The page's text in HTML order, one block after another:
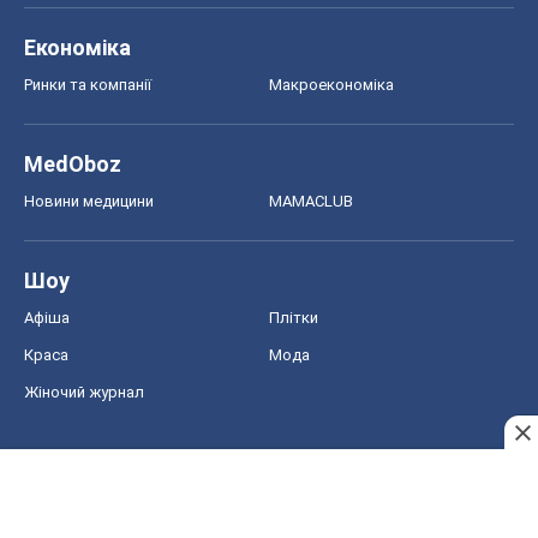
Економіка
Ринки та компанії Макроекономіка
MedOboz
Новини медицини MAMACLUB
Шоу
Афіша Плітки
Краса Мода
Жіночий журнал